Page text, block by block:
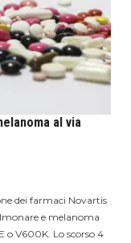
al via
dei farmaci Novartis
e melanoma
o V600K. Lo scorso 4